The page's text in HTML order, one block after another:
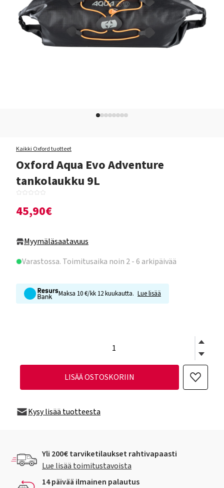
Kaikki Oxford tuotteet
Oxford Aqua Evo Adventure
tankolaukku 9L
45,90€
Myymäläsaatavuus
Varastossa. Toimitusaika noin 2 - 6 arkipäivää
Maksa 10 €/kk 12 kuukautta. Lue lisää
LISÄÄ OSTOSKORIIN
Kysy lisää tuotteesta
Yli 200€ tarviketilaukset rahtivapaasti
Lue lisää toimitustavoista
14 päivää ilmainen palautus